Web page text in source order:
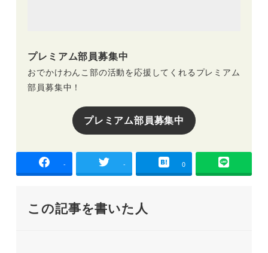
プレミアム部員募集中
おでかけわんこ部の活動を応援してくれるプレミアム
部員募集中！
プレミアム部員募集中
- - 0
この記事を書いた人